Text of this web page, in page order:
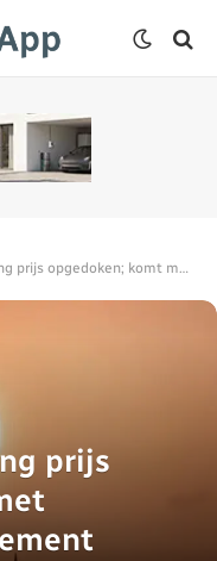
komt met maandelijks abonnement
prijs